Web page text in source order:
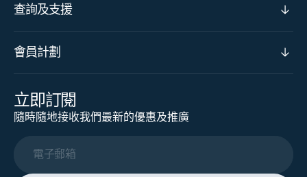
查詢及支援
會員計劃
立即訂閱
隨時隨地接收我們最新的優惠及推廣
電子郵箱